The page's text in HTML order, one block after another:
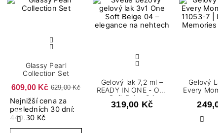
Předchozí Další
Glassy Pearl
Collection Set
609,00 Kč 629,00 Kč
Nejnižší cena za
posledních 30 dní:
440.30 Kč
Gelový lak 7,2 ml –
READY IN ONE - One
Soft Beige 04
319,00 Kč
Gelový
Every